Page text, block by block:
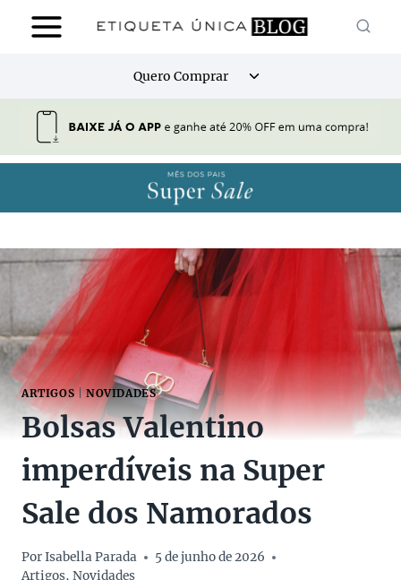
para
Quero Comprar
Alternar
ARTIGOS|NOVIDADES
Bolsas Valentino
imperdíveis na Super
Sale dos Namorados
PorIsabella Parada
5 de junho de 2026
Artigos, Novidades